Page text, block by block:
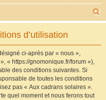
e
d’utilisation
ci-après par « nous »,
« https://gnomonique.fr/forum »),
des conditions suivantes. Si
de toutes les conditions
pas « Aux cadrans solaires ».
quel moment et nous ferons tout